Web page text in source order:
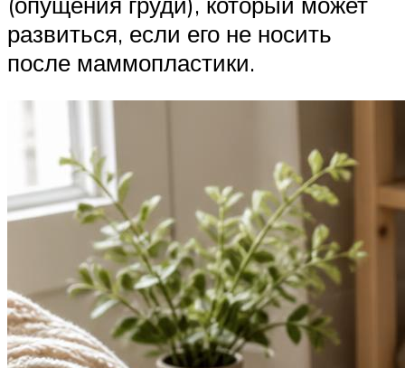
развиться, если его не носить
после маммопластики.